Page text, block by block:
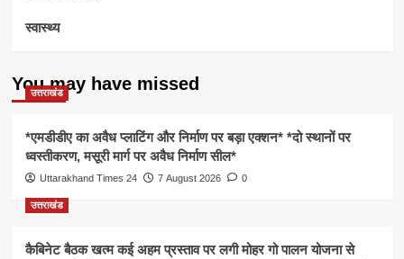
स्वास्थ्य
You may have missed
उत्तराखंड
*एमडीडीए का अवैध प्लाटिंग और निर्माण पर बड़ा एक्शन* *दो स्थानों पर
ध्वस्तीकरण, मसूरी मार्ग पर अवैध निर्माण सील*
Uttarakhand Times 24 7 August 2026 0
उत्तराखंड
कैबिनेट बैठक खत्म कई अहम प्रस्ताव पर लगी मोहर गो पालन योजना से